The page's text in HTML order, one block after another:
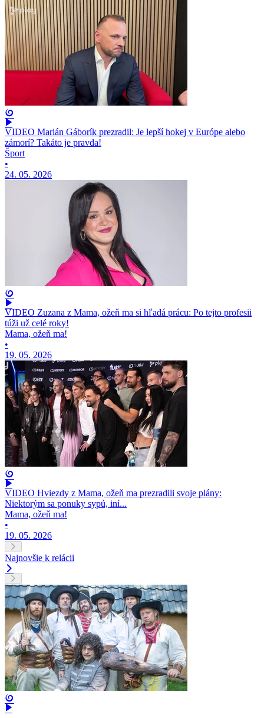
VIDEO Marián Gáborík prezradil: Je lepší hokej v Európe alebo
zámorí? Takáto je pravda!
Šport
•
24. 05. 2026
VIDEO Zuzana z Mama, ožeň ma si hľadá prácu: Po tejto profesii
túži už celé roky!
Mama, ožeň ma!
•
19. 05. 2026
VIDEO Hviezdy z Mama, ožeň ma prezradili svoje plány:
Niektorým sa ponuky sypú, iní...
Mama, ožeň ma!
•
19. 05. 2026
Najnovšie k relácii